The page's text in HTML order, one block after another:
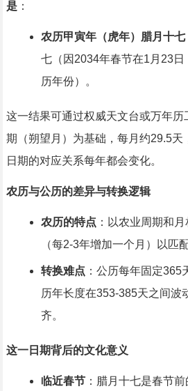
是：
农历甲寅年（虎年）腊月十七
七（因2034年春节在1月23
历年份）。
这一结果可通过权威天文台或万年历
期（朔望月）为基础，每月约29.5天
日期的对应关系每年都会变化。
农历与公历的差异与转换逻辑
农历的特点 ：以农业周期和
（每2-3年增加一个月）以匹
转换难点 ：公历每年固定
历年长度在353-385天之间波
齐。
这一日期背后的文化意义
临近春节：腊月十七是春节